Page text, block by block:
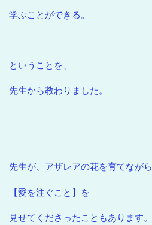
学ぶことができる。
ということを、
先生から教わりました。
先生が、アザレアの花を育てながら
【愛を注ぐこと】を
見せてくださったこともあります。